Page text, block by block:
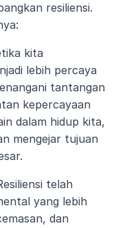
resiliensi.
kita
lebih percaya
tantangan
kepercayaan
dalam hidup kita,
mengejar tujuan
telah
yang lebih
dan